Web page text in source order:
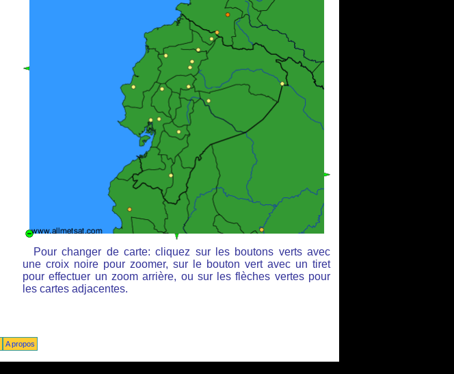
Pour changer de carte: cliquez sur les boutons verts avec
une croix noire pour zoomer, sur le bouton vert avec un tiret
pour effectuer un zoom arrière, ou sur les flèches vertes pour
les cartes adjacentes.
A propos